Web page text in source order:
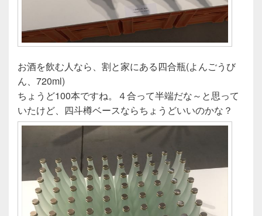
お酒を飲む人なら、割と家にある四合瓶(よんごうび
ん、720ml)
ちょうど100本ですね。４合って半端だな～と思って
いたけど、四斗樽ベースならちょうどいいのかな？